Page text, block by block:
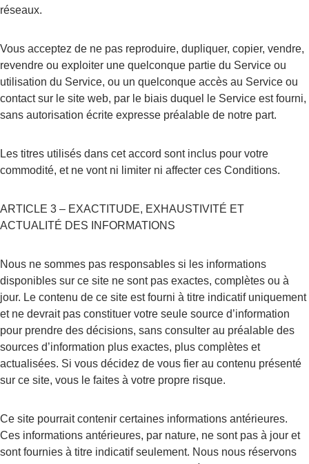
réseaux.
Vous acceptez de ne pas reproduire, dupliquer, copier, vendre,
revendre ou exploiter une quelconque partie du Service ou
utilisation du Service, ou un quelconque accès au Service ou
contact sur le site web, par le biais duquel le Service est fourni,
sans autorisation écrite expresse préalable de notre part.
Les titres utilisés dans cet accord sont inclus pour votre
commodité, et ne vont ni limiter ni affecter ces Conditions.
ARTICLE 3 – EXACTITUDE, EXHAUSTIVITÉ ET
ACTUALITÉ DES INFORMATIONS
Nous ne sommes pas responsables si les informations
disponibles sur ce site ne sont pas exactes, complètes ou à
jour. Le contenu de ce site est fourni à titre indicatif uniquement
et ne devrait pas constituer votre seule source d’information
pour prendre des décisions, sans consulter au préalable des
sources d’information plus exactes, plus complètes et
actualisées. Si vous décidez de vous fier au contenu présenté
sur ce site, vous le faites à votre propre risque.
Ce site pourrait contenir certaines informations antérieures.
Ces informations antérieures, par nature, ne sont pas à jour et
sont fournies à titre indicatif seulement. Nous nous réservons